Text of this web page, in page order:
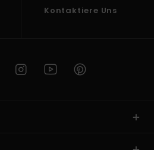
Kontaktiere Uns